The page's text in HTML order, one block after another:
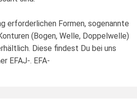
erforderlichen Formen, sogenannte
(Bogen, Welle, Doppelwelle)
Diese findest Du bei uns
EFAJ-. EFA-